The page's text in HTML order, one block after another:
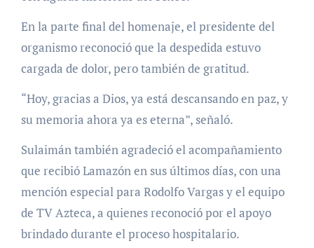
En la parte final del homenaje, el presidente del
organismo reconoció que la despedida estuvo
cargada de dolor, pero también de gratitud.
“Hoy, gracias a Dios, ya está descansando en paz, y
su memoria ahora ya es eterna”, señaló.
Sulaimán también agradeció el acompañamiento
que recibió Lamazón en sus últimos días, con una
mención especial para Rodolfo Vargas y el equipo
de TV Azteca, a quienes reconoció por el apoyo
brindado durante el proceso hospitalario.